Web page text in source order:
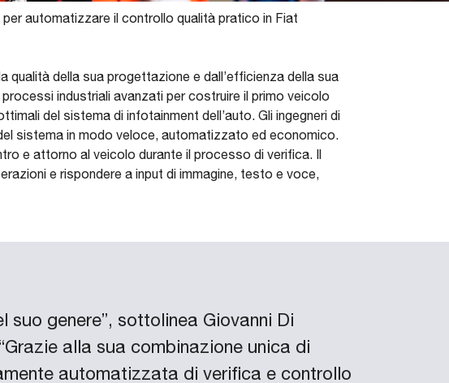
automatizzare il controllo qualità pratico in Fiat
della sua progettazione e dall’efficienza della sua
industriali avanzati per costruire il primo veicolo
del sistema di infotainment dell’auto. Gli ingegneri di
sistema in modo veloce, automatizzato ed economico.
e attorno al veicolo durante il processo di verifica. Il
e rispondere a input di immagine, testo e voce,
genere”, sottolinea Giovanni Di
alla sua combinazione unica di
automatizzata di verifica e controllo